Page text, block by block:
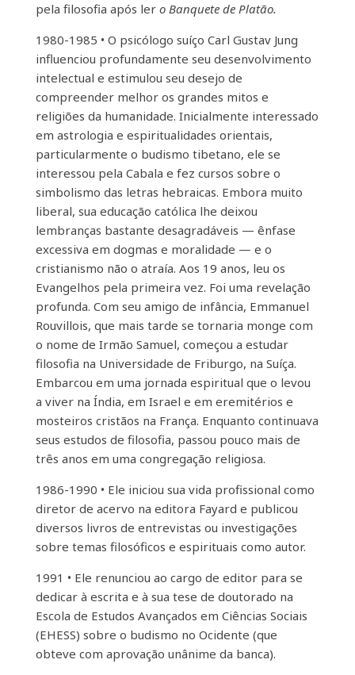
pela filosofia após ler o Banquete de Platão.
1980-1985 • O psicólogo suíço Carl Gustav Jung
influenciou profundamente seu desenvolvimento
intelectual e estimulou seu desejo de
compreender melhor os grandes mitos e
religiões da humanidade. Inicialmente interessado
em astrologia e espiritualidades orientais,
particularmente o budismo tibetano, ele se
interessou pela Cabala e fez cursos sobre o
simbolismo das letras hebraicas. Embora muito
liberal, sua educação católica lhe deixou
lembranças bastante desagradáveis ​​— ênfase
excessiva em dogmas e moralidade — e o
cristianismo não o atraía. Aos 19 anos, leu os
Evangelhos pela primeira vez. Foi uma revelação
profunda. Com seu amigo de infância, Emmanuel
Rouvillois, que mais tarde se tornaria monge com
o nome de Irmão Samuel, começou a estudar
filosofia na Universidade de Friburgo, na Suíça.
Embarcou em uma jornada espiritual que o levou
a viver na Índia, em Israel e em eremitérios e
mosteiros cristãos na França. Enquanto continuava
seus estudos de filosofia, passou pouco mais de
três anos em uma congregação religiosa.
1986-1990 • Ele iniciou sua vida profissional como
diretor de acervo na editora Fayard e publicou
diversos livros de entrevistas ou investigações
sobre temas filosóficos e espirituais como autor.
1991 • Ele renunciou ao cargo de editor para se
dedicar à escrita e à sua tese de doutorado na
Escola de Estudos Avançados em Ciências Sociais
(EHESS) sobre o budismo no Ocidente (que
obteve com aprovação unânime da banca).